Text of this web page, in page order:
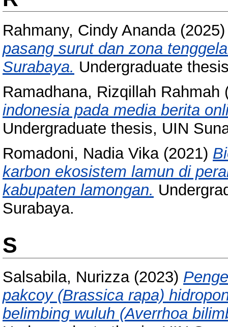
Rahmany, Cindy Ananda
pasang surut dan zona
Surabaya. Undergraduate
Ramadhana, Rizqillah Rahmah
indonesia pada media berita
Undergraduate thesis, UIN
Romadoni, Nadia Vika(2021)
karbon ekosistem lamun di
kabupaten lamongan.
Surabaya.
S
Salsabila, Nurizza(2023)
pakcoy (Brassica rapa)
belimbing wuluh (Averrhoa